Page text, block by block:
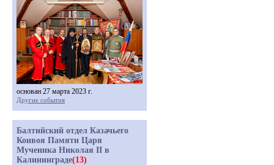
основан 27 марта 2023 г.
Другие события
Балтийский отдел Казачьего
Конвоя Памяти Царя
Мученика Николая II в
Калининграде(13)